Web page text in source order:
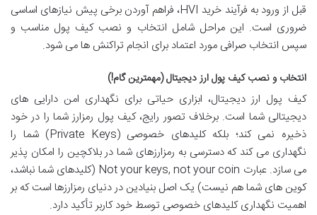
قبل از ورود به فرآیند خرید HVI، فراهم آوردن برخی پیش نیازهای اساسی
ضروری است. این مراحل شامل انتخاب و نصب کیف پول مناسب و
سپس انتخاب صرافی مورد اعتماد برای انجام تراکنش ها می شود.
انتخاب و نصب کیف پول ارز دیجیتال (مهمترین گام!)
کیف پول ارز دیجیتال، ابزاری حیاتی برای نگهداری امن دارایی های
دیجیتالی شما است. برخلاف تصور رایج، کیف پول رمزارز شما را در خود
ذخیره نمی کند؛ بلکه کلیدهای خصوصی (Private Keys) شما را
نگهداری می کند که دسترسی به رمزارزهای شما در بلاکچین را امکان پذیر
می سازد. عبارت Not your keys, not your coin (کلیدهای شما نباشد،
کوین های شما هم نیست) یک اصل بنیادین در دنیای رمزارزها است که بر
اهمیت نگهداری کلیدهای خصوصی توسط خود کاربر تأکید دارد.